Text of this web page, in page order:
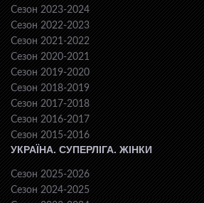
Сезон 2023-2024
Сезон 2022-2023
Сезон 2021-2022
Сезон 2020-2021
Сезон 2019-2020
Сезон 2018-2019
Сезон 2017-2018
Сезон 2016-2017
Сезон 2015-2016
УКРАЇНА. СУПЕРЛІГА. ЖІНКИ
Сезон 2025-2026
Сезон 2024-2025